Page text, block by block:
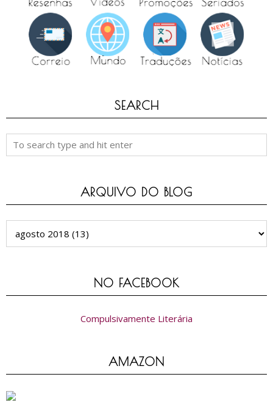
SEARCH
ARQUIVO DO BLOG
NO FACEBOOK
Compulsivamente Literária
AMAZON